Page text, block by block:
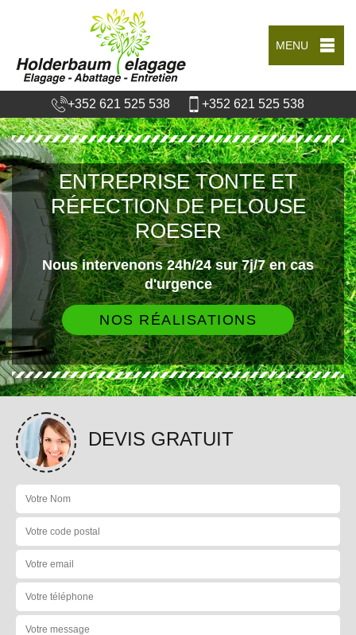
MENU
+352 621 525 538 +352 621 525 538
ENTREPRISE TONTE ET
RÉFECTION DE PELOUSE
ROESER
Nous intervenons 24h/24 sur 7j/7 en cas
d'urgence
NOS RÉALISATIONS
DEVIS GRATUIT